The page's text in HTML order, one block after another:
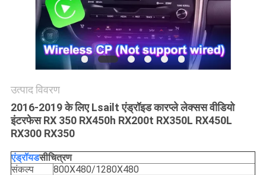
उत्पाद विवरण
2016-2019 के लिए Lsailt एंड्रॉइड कारप्ले लेक्सस वीडियो
इंटरफेस RX 350 RX450h RX200t RX350L RX450L
RX300 RX350
एंड्रॉयडसीचित्रण
संकल्प
800X480/1280X480